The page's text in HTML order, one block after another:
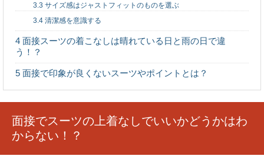
お化け屋敷の仕掛けで廃病院をイメージする
際の演出ポイント
文化祭の出し物の定番「お化け屋敷」。 廃病院をイメー
ジし恐怖を味合わせるためには様々な仕掛けが必要...
仕事について
臨床工学技士と看護師はどちらも病院で働くスタッフで
3.3 サイズ感はジャストフィットのものを選ぶ
3.4 清潔感を意識する
4 面接スーツの着こなしは晴れている日と雨の日で違
う！？
5 面接で印象が良くないスーツやポイントとは？
面接でスーツの上着なしでいいかどうかはわ
からない！？